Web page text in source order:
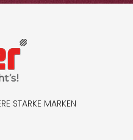
STARKE MARKEN